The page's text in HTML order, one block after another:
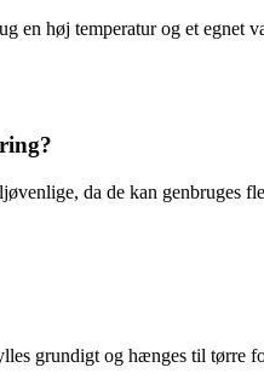
høj temperatur og et egnet
da de kan genbruges
grundigt og hænges til tørre